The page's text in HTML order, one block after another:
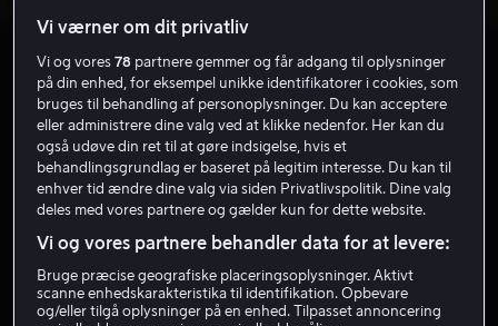
Run & Gun
5.1 Thriller Action 2022 1 t. 31 min
15 år
HD
Lej 49 kr
Vi værner om dit privatliv
Vi og vores78 partnere gemmer og får adgang til oplysninger
på din enhed, for eksempel unikke identifikatorer i cookies, som
bruges til behandling af personoplysninger. Du kan acceptere
eller administrere dine valg ved at klikke nedenfor. Her kan du
også udøve din ret til at gøre indsigelse, hvis et
behandlingsgrundlag er baseret på legitim interesse. Du kan til
enhver tid ændre dine valg via siden Privatlivspolitik. Dine valg
deles med vores partnere og gælder kun for dette website.
Vi og vores partnere behandler data for at levere:
Bruge præcise geografiske placeringsoplysninger. Aktivt
scanne enhedskarakteristika til identifikation. Opbevare
og/eller tilgå oplysninger på en enhed. Tilpasset annoncering